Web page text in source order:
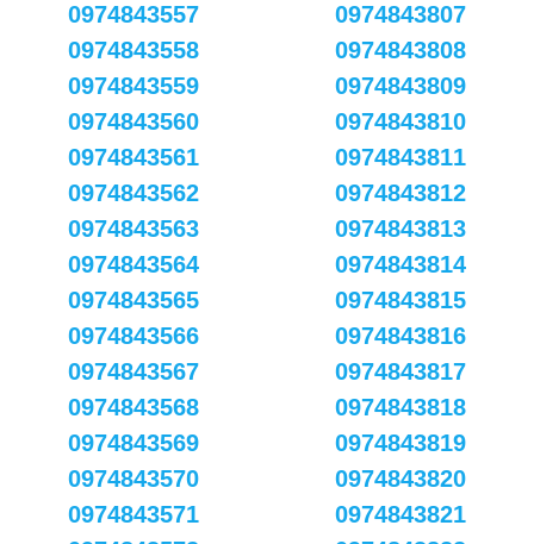
0974843557
0974843558
0974843559
0974843560
0974843561
0974843562
0974843563
0974843564
0974843565
0974843566
0974843567
0974843568
0974843569
0974843570
0974843571
0974843807
0974843808
0974843809
0974843810
0974843811
0974843812
0974843813
0974843814
0974843815
0974843816
0974843817
0974843818
0974843819
0974843820
0974843821